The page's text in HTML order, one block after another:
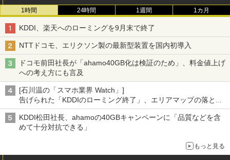
1時間 24時間 1週間 1カ月
KDDI、楽天へのローミングを9月末で終了
NTTドコモ、エリクソン製の最新型装置を国内初導入
ドコモ前田社長が「ahamo40GB化は検証のため」、料金値上げ
への考え方にも言及
[石川温の「スマホ業界 Watch」]
告げられた「KDDIのローミング終了」、エリアマップの落とし
穴と楽天モバイルの課題
KDDI松田社長、ahamoの40GBキャンペーンに「品質などを含
めて十分対抗できる」
もっと見る